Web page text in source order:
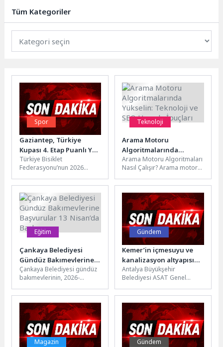
genelinde...
Tüm Kategoriler
Spor
Gaziantep, Türkiye
Kupası 4. Etap Puanlı Yol
Yarışları’na Ev Sahipliği
Yapacak
Türkiye Bisiklet
Federasyonu’nun 2026
alan Türkiye Kupası 4. Etap
Puanlı Yol Yarışları,...
Teknoloji
Arama Motoru
Algoritmalarında
Yükselin: Teknoloji ve
SEO Uyumlu İpuçları
Arama Motoru Algoritmaları
Nasıl Çalışır? Arama motoru
kullanıcılarının arama
sorgularına en uygun ve...
Eğitim
Çankaya Belediyesi
Gündüz Bakımevlerine
Başvurular 13 Nisan’da
Başlıyor
Çankaya Belediyesi gündüz
bakımevlerinin, 2026-
başvuruları 14 Nisan’da
başlıyor. Gündüz
bakımevlerine, 13 Nisan’dan
itibaren https://basvuru.cankaya.bel.tr/kres adresi...
Gündem
Kemer’in içmesuyu ve
kanalizasyon altyapısı
yenileniyor
Antalya Büyükşehir
Belediyesi ASAT Genel
ve gelecekteki altyapı
ihtiyaçlarını karşılamak
amacıyla başlattığı...
Magazin Gündem